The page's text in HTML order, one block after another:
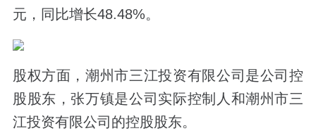
元，同比增长48.48%。
股权方面，潮州市三江投资有限公司是公司控
股股东，张万镇是公司实际控制人和潮州市三
江投资有限公司的控股股东。